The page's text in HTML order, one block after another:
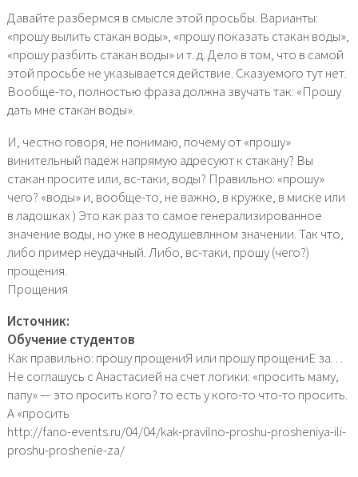
Давайте разбермся в смысле этой просьбы. Варианты:
«прошу вылить стакан воды», «прошу показать стакан воды»,
«прошу разбить стакан воды» и т. д. Дело в том, что в самой
этой просьбе не указывается действие. Сказуемого тут нет.
Вообще-то, полностью фраза должна звучать так: «Прошу
дать мне стакан воды».
И, честно говоря, не понимаю, почему от «прошу»
винительный падеж напрямую адресуют к стакану? Вы
стакан просите или, вс-таки, воды? Правильно: «прошу»
чего? «воды» и, вообще-то, не важно, в кружке, в миске или
в ладошках ) Это как раз то самое генерализированное
значение воды, но уже в неодушевлнном значении. Так что,
либо пример неудачный. Либо, вс-таки, прошу (чего?)
прощения.
Прощения
Источник:
Обучение студентов
Как правильно: прошу прощениЯ или прошу прощениЕ за. . .
Не соглашусь с Анастасией на счет логики: «просить маму,
папу» — это просить кого? то есть у кого-то что-то просить.
А «просить
http://fano-events.ru/04/04/kak-pravilno-proshu-prosheniya-ili-
proshu-proshenie-za/